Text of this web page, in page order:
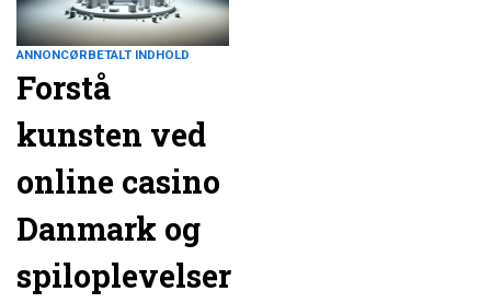
ANNONCØRBETALT INDHOLD
Forstå
kunsten ved
online casino
Danmark og
spiloplevelser